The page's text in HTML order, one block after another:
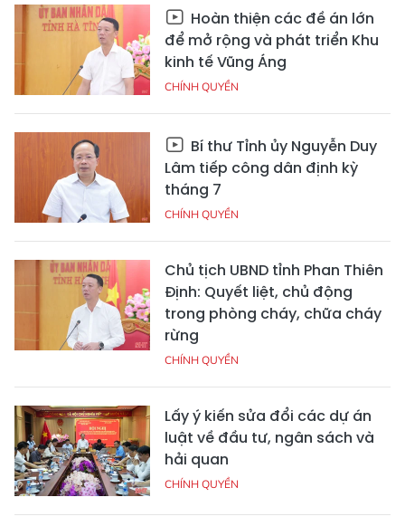
Hoàn thiện các đề án lớn
để mở rộng và phát triển Khu
kinh tế Vũng Áng
CHÍNH QUYỀN
Bí thư Tỉnh ủy Nguyễn Duy
Lâm tiếp công dân định kỳ
tháng 7
CHÍNH QUYỀN
Chủ tịch UBND tỉnh Phan Thiên
Định: Quyết liệt, chủ động
trong phòng cháy, chữa cháy
rừng
CHÍNH QUYỀN
Lấy ý kiến sửa đổi các dự án
luật về đầu tư, ngân sách và
hải quan
CHÍNH QUYỀN